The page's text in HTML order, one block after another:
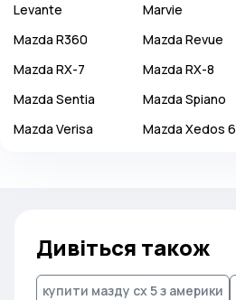
Levante
Marvie
Mazda R360 Mazda Revue
Mazda RX-7 Mazda RX-8
Mazda Sentia Mazda Spiano
Mazda Verisa Mazda Xedos 6
Дивіться також
купити мазду сх 5 з америки